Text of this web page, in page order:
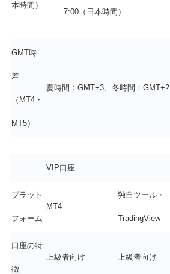
本時間）
7:00（日本時間）
GMT時
差
（MT4・
MT5）
夏時間：GMT+3、冬時間：GMT+2
VIP口座
プラット
フォーム
MT4
独自ツール・
TradingView
口座の特
徴
上級者向け 上級者向け